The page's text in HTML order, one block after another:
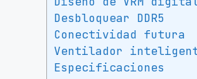
Desbloquear DDR5
Conectividad futura
Ventilador
Especificaciones